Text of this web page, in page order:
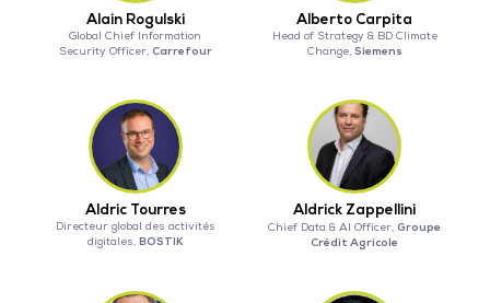
Alain Rogulski
Global Chief Information
Security Officer, Carrefour
Alberto Carpita
Head of Strategy & BD Climate
Change, Siemens
Aldric Tourres
Directeur global des activités
digitales, BOSTIK
Aldrick Zappellini
Chief Data & AI Officer,Groupe
Crédit Agricole